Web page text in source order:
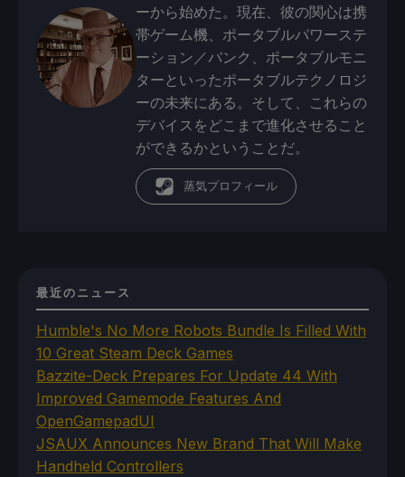
ーから始めた。現在、彼の関心は携
帯ゲーム機、ポータブルパワーステ
ーション／バンク、ポータブルモニ
ターといったポータブルテクノロジ
ーの未来にある。そして、これらの
デバイスをどこまで進化させること
ができるかということだ。
蒸気プロフィール
最近のニュース
Humble's No More Robots Bundle Is Filled With
10 Great Steam Deck Games
Bazzite-Deck Prepares For Update 44 With
Improved Gamemode Features And
OpenGamepadUI
JSAUX Announces New Brand That Will Make
Handheld Controllers